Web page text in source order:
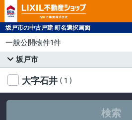
坂戸市の中古戸建 町名選択画面
一般公開物件1件
坂戸市
大字石井 ( 1 )
検索